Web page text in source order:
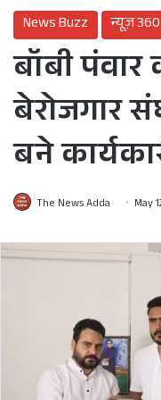
News Buzz न्यूज़ 360
बॉबी पंवार
बेरोजगार
बने
The News Adda May